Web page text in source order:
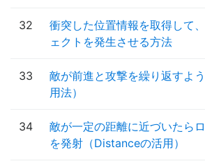
32
衝突した位置情報を取得して
ェクトを発生させる方法
33
敵が前進と攻撃を繰り返すよ
用法）
34
敵が一定の距離に近づいたら
を発射（Distanceの活用）